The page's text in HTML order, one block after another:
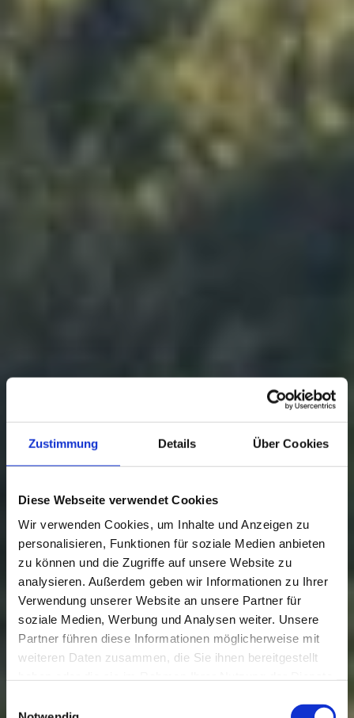
Zustimmung Details Über Cookies
Diese Webseite verwendet Cookies
Wir verwenden Cookies, um Inhalte und Anzeigen zu
personalisieren, Funktionen für soziale Medien anbieten
zu können und die Zugriffe auf unsere Website zu
analysieren. Außerdem geben wir Informationen zu Ihrer
Verwendung unserer Website an unsere Partner für
soziale Medien, Werbung und Analysen weiter. Unsere
Partner führen diese Informationen möglicherweise mit
weiteren Daten zusammen, die Sie ihnen bereitgestellt